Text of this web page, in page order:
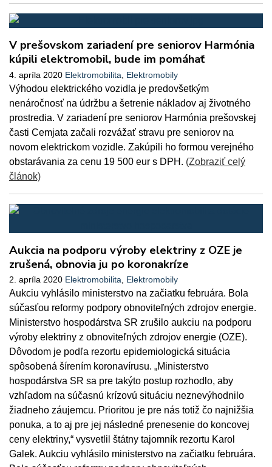
V prešovskom zariadení pre seniorov Harmónia
kúpili elektromobil, bude im pomáhať
4. apríla 2020 Elektromobilita Elektromobily
Výhodou elektrického vozidla je predovšetkým
nenáročnosť na údržbu a šetrenie nákladov aj životného
prostredia. V zariadení pre seniorov Harmónia prešovskej
časti Cemjata začali rozvážať stravu pre seniorov na
novom elektrickom vozidle. Zakúpili ho formou verejného
obstarávania za cenu 19 500 eur s DPH. (Zobraziť celý
článok)
Aukcia na podporu výroby elektriny z OZE je
zrušená, obnovia ju po koronakríze
2. apríla 2020 Elektromobilita, Elektromobily
Aukciu vyhlásilo ministerstvo na začiatku februára. Bola
súčasťou reformy podpory obnoviteľných zdrojov energie.
Ministerstvo hospodárstva SR zrušilo aukciu na podporu
výroby elektriny z obnoviteľných zdrojov energie (OZE).
Dôvodom je podľa rezortu epidemiologická situácia
spôsobená šírením koronavírusu. „Ministerstvo
hospodárstva SR sa pre takýto postup rozhodlo, aby
vzhľadom na súčasnú krízovú situáciu neznevýhodnilo
žiadneho záujemcu. Prioritou je pre nás totiž čo najnižšia
ponuka, a to aj pre jej následné prenesenie do koncovej
ceny elektriny,“ vysvetlil štátny tajomník rezortu Karol
Galek. Aukciu vyhlásilo ministerstvo na začiatku februára.